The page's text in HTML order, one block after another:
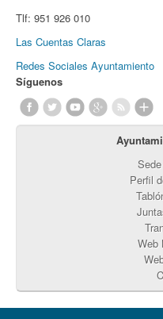
Tlf: 951 926 010
Las Cuentas Claras
Redes Sociales Ayuntamiento
Síguenos
Perfil
Web